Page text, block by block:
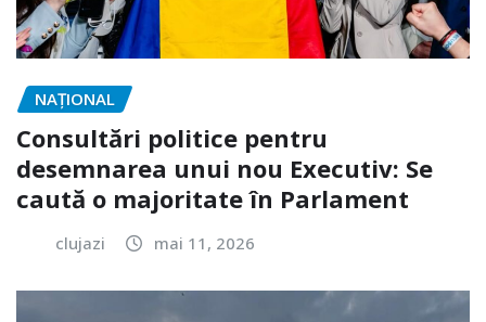
NAŢIONAL
Consultări politice pentru
desemnarea unui nou Executiv: Se
caută o majoritate în Parlament
clujazi mai 11, 2026